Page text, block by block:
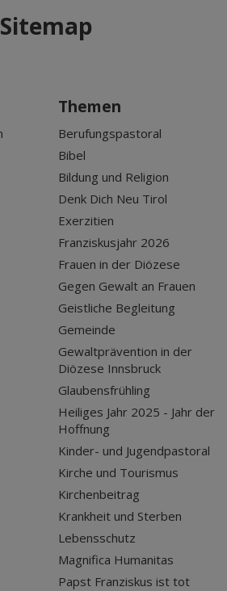
Sitemap
Themen
Berufungspastoral
Bibel
Bildung und Religion
Denk Dich Neu Tirol
Exerzitien
Franziskusjahr 2026
Frauen in der Diözese
Gegen Gewalt an Frauen
Geistliche Begleitung
Gemeinde
Gewaltprävention in der
Diözese Innsbruck
Glaubensfrühling
Heiliges Jahr 2025 - Jahr der
Hoffnung
Kinder- und Jugendpastoral
Kirche und Tourismus
Kirchenbeitrag
Krankheit und Sterben
Lebensschutz
Magnifica Humanitas
Papst Franziskus ist tot